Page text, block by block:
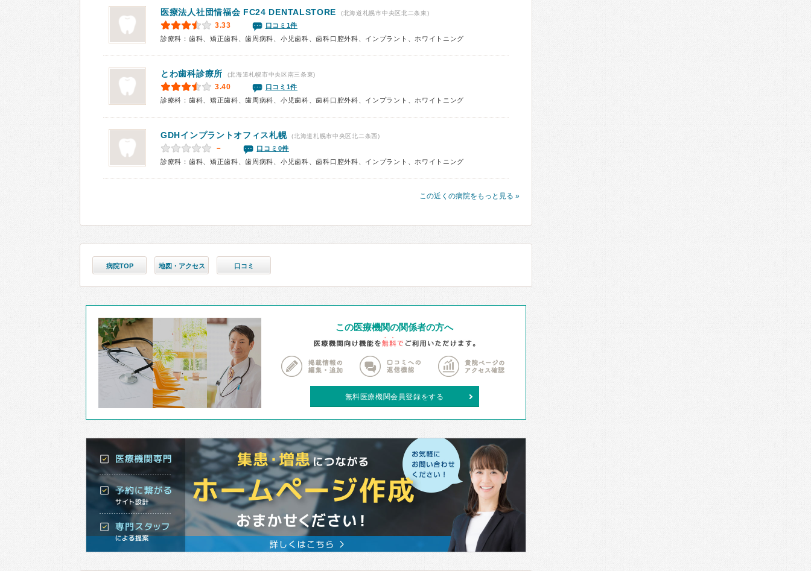
医療法人社団惜福会 FC24 DENTALSTORE (北海道札幌市中央区北二条東)
3.33
口コミ1件
診療科：歯科、矯正歯科、歯周病科、小児歯科、歯科口腔外科、インプラント、ホワイトニング
とわ歯科診療所 (北海道札幌市中央区南三条東)
3.40
口コミ1件
診療科：歯科、矯正歯科、歯周病科、小児歯科、歯科口腔外科、インプラント、ホワイトニング
GDHインプラントオフィス札幌 (北海道札幌市中央区北二条西)
－
口コミ0件
診療科：歯科、矯正歯科、歯周病科、小児歯科、歯科口腔外科、インプラント、ホワイトニング
この近くの病院をもっと見る »
病院TOP 地図・アクセス 口コミ
この医療機関の関係者の方へ
無料医療機関会員登録をする